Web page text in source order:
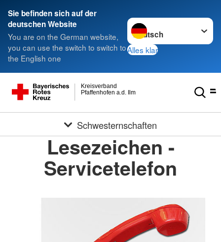
Sie befinden sich auf der
deutschen Website
You are on the German website,
you can use the switch to switch to
the English one
Sprache wechseln zu
Alles klar
Pfaffenhofen a.d. Ilm
Kreisverband
Schwesternschaften
Lesezeichen -
Servicetelefon